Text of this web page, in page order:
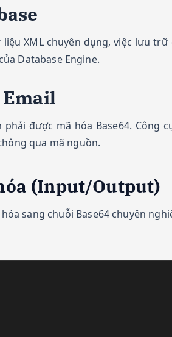
XML chuyên dụng, việc lưu
Database Engine.
được mã hóa Base64. Công
qua mã nguồn.
(Input/Output)
sang chuỗi Base64 chuyên